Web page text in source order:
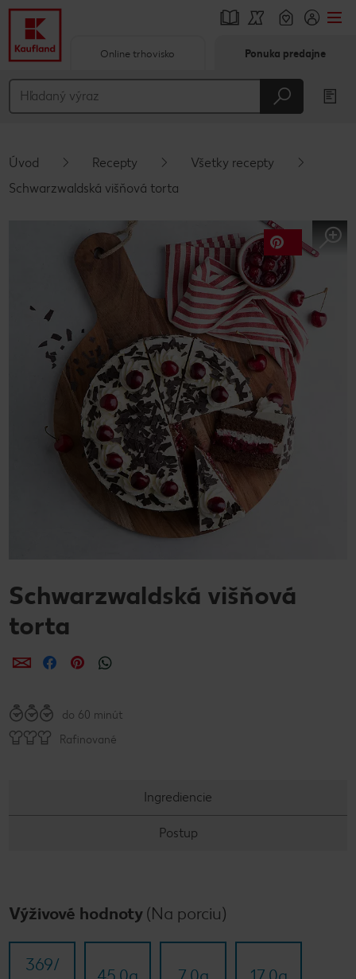
Hlavný obsah
Vyskakovací bočný panel
Online trhovisko Ponuka predajne
Úvod Recepty
Všetky recepty
Schwarzwaldská višňová torta
Schwarzwaldská višňová
torta
ZdieľaťZdieľaťZdieľať
do 60 minút
Rafinované
Ingrediencie
Postup
Výživové hodnoty (Na porciu)
369/​
45.0g 7.0g 17.0g